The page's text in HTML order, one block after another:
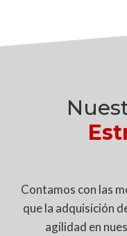
Contamos con las
que la adquisición
agilidad en